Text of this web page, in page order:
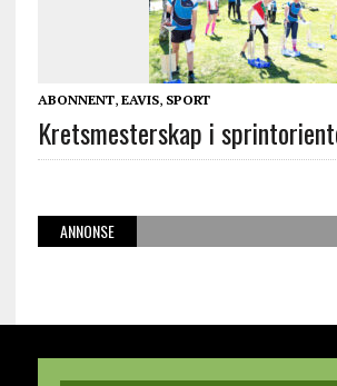
ABONNENT, EAVIS, SPORT
Kretsmesterskap i
ANNONSE